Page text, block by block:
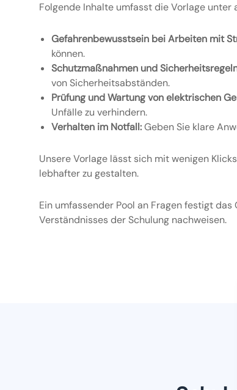
Folgende Inhalte umfasst die Vorlage unter
Gefahrenbewusstsein bei Arbeiten mit
können.
Schutzmaßnahmen und
von Sicherheitsabständen.
Prüfung und Wartung von elektrischen
Unfälle zu verhindern.
Verhalten im Notfall:Geben Sie klare
Unsere Vorlage lässt sich mit wenigen
lebhafter zu gestalten.
Ein umfassender Pool an Fragen festigt
Verständnisses der Schulung nachweisen.